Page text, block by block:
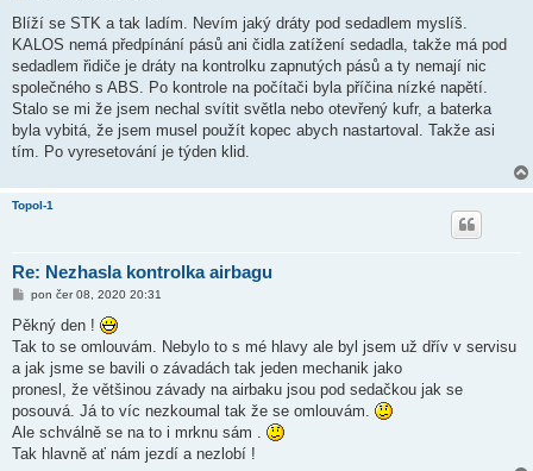
í
p
ě
e
k
Blíží se STK a tak ladím. Nevím jaký dráty pod sedadlem myslíš.
KALOS nemá předpínání pásů ani čidla zatížení sedadla, takže má pod
sedadlem řidiče je dráty na kontrolku zapnutých pásů a ty nemají nic
společného s ABS. Po kontrole na počítači byla příčina nízké napětí.
Stalo se mi že jsem nechal svítit světla nebo otevřený kufr, a baterka
byla vybitá, že jsem musel použít kopec abych nastartoval. Takže asi
tím. Po vyresetování je týden klid.
Topol-1
Re: Nezhasla kontrolka airbagu
P
í
p
ě
v
e
k
pon čer 08, 2020 20:31
Pěkný den !
Tak to se omlouvám. Nebylo to s mé hlavy ale byl jsem už dřív v servisu
a jak jsme se bavili o závadách tak jeden mechanik jako
pronesl, že většinou závady na airbaku jsou pod sedačkou jak se
posouvá. Já to víc nezkoumal tak že se omlouvám.
Ale schválně se na to i mrknu sám .
Tak hlavně ať nám jezdí a nezlobí !